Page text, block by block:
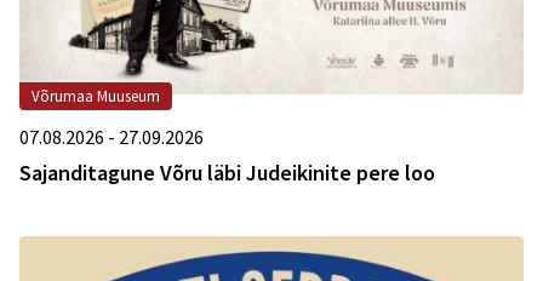
Võrumaa Muuseum
07.08.2026 - 27.09.2026
Sajanditagune Võru läbi Judeikinite pere loo